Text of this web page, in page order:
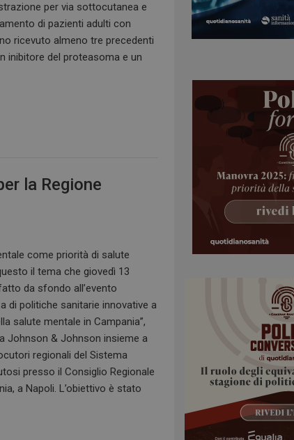
per via sottocutanea e
di pazienti adulti con
ricevuto almeno tre precedenti
inibitore del proteasoma e un
la Regione
come priorità di salute
il tema che giovedì 13
da sfondo all’evento
di politiche sanitarie innovative a
salute mentale in Campania”,
Johnson & Johnson insieme a
regionali del Sistema
presso il Consiglio Regionale
a Napoli. L’obiettivo è stato